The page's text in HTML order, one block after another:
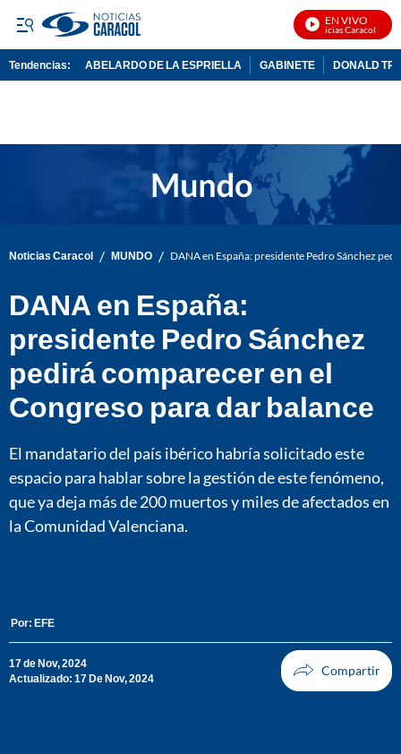
EN VIVO
Noticias Caracol En
Tendencias: ABELARDO DE LA ESPRIELLA GABINETE DONALD
Noticias Caracol / MUNDO / DANA en España: presidente Pedro Sánchez
DANA en España:
presidente Pedro Sánchez
pedirá comparecer en el
Congreso para dar balance
El mandatario del país ibérico habría solicitado este
espacio para hablar sobre la gestión de este fenómeno,
que ya deja más de 200 muertos y miles de afectados en
la Comunidad Valenciana.
Por: EFE
17 de Nov, 2024
Actualizado: 17 De Nov, 2024